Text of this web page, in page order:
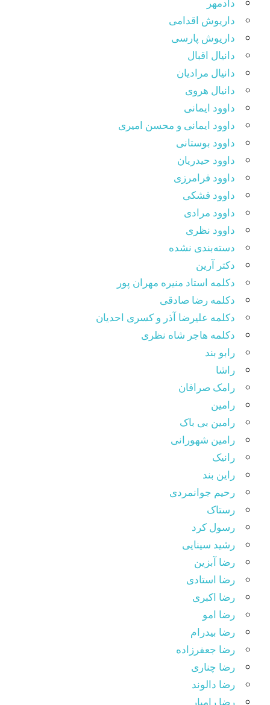
داریوش اقدامی
داریوش پارسی
دانیال اقبال
دانیال مرادیان
دانیال هروی
داوود ایمانی
داوود ایمانی و محسن امیری
داوود بوستانی
داوود حیدریان
داوود فرامرزی
داوود فشکی
داوود مرادی
داوود نظری
دسته‌بندی نشده
دکتر آرین
دکلمه استاد منیره مهران پور
دکلمه رضا صادقی
دکلمه علیرضا آذر و کسری احدیان
دکلمه هاجر شاه نظری
رابو بند
راشا
رامک صرافان
رامین
رامین بی باک
رامین شهورانی
رانیک
راین بند
رحیم جوانمردی
رستاک
رسول کرد
رشید سینایی
رضا آبزین
رضا استادی
رضا اکبری
رضا امو
رضا بیدرام
رضا جعفرزاده
رضا چناری
رضا دالوند